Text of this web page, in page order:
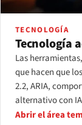
TECNOLOGÍA
Tecnología
Las
que hacen que
2.2, ARIA,
alternativo con
Abrir el área